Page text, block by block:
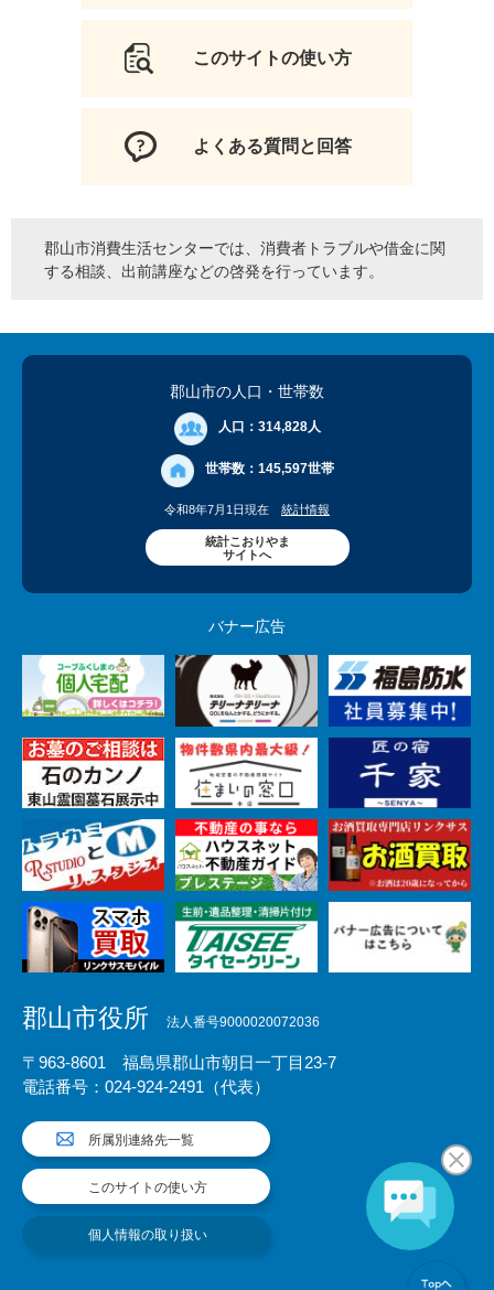
このサイトの使い方
よくある質問と回答
郡山市消費生活センターでは、消費者トラブルや借金に関
する相談、出前講座などの啓発を行っています。
郡山市の人口 ・世帯数
人口： 314,828人
世帯数： 145,597世帯
令和8年7月1日現在 統計情報
統計こおりやま
サイトへ
バナー広告
郡山市役所 法人番号9000020072036
〒963-8601 福島県郡山市朝日一丁目23-7
電話番号：024-924-2491（代表）
所属別連絡先一覧
このサイトの使い方
個人情報の取り扱い